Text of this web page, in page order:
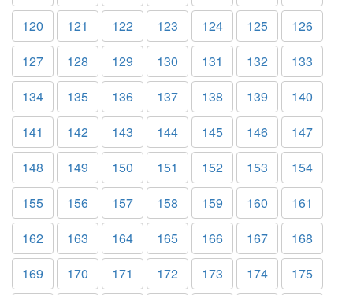
120
121 122 123 124 125
126
127
128 129 130 131 132
133
134
135 136 137 138 139
140
141
142 143 144 145 146
147
148
149 150 151 152 153
154
155
156 157 158 159 160
161
162
163 164 165 166 167
168
169
170 171 172 173 174
175